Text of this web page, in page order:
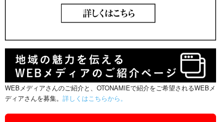
WEBメディアさんのご紹介と、OTONAMIEで紹介をご希望されるWEBメ
ディアさんを募集。 詳しくはこちらから。